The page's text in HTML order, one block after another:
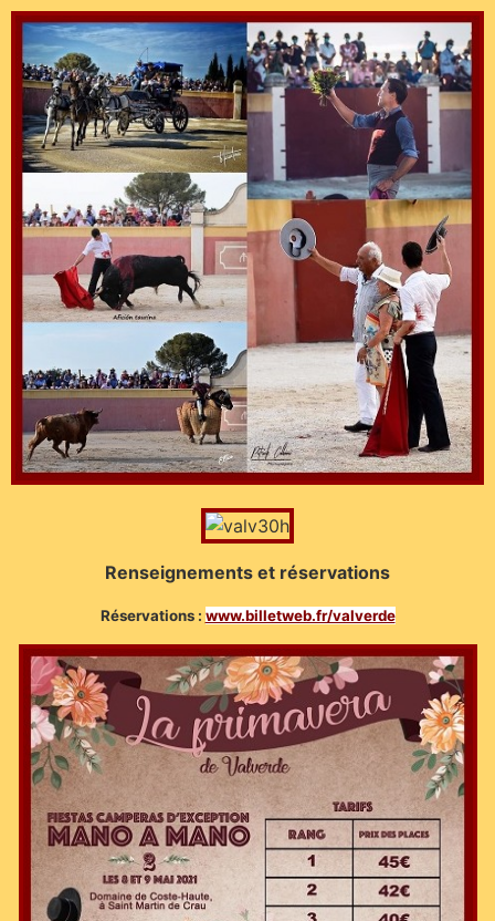
Renseignements et réservations
Réservations : www.billetweb.fr/valverde